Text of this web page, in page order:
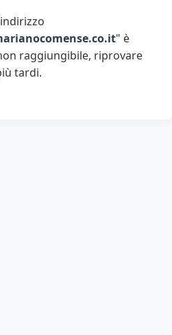
" è
raggiungibile, riprovare
tardi.